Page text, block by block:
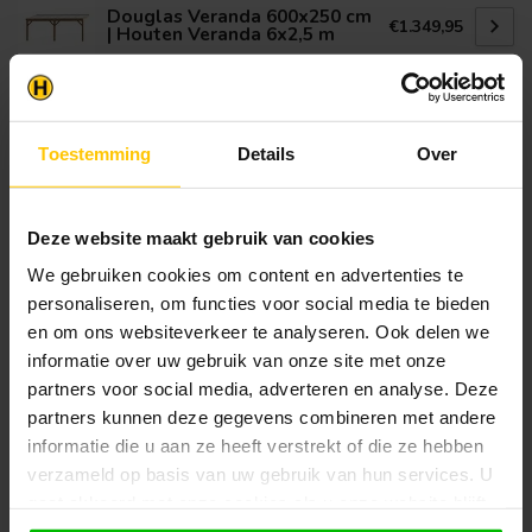
Toestemming Details Over
Deze website maakt gebruik van cookies
We gebruiken cookies om content en advertenties te
personaliseren, om functies voor social media te bieden
en om ons websiteverkeer te analyseren. Ook delen we
informatie over uw gebruik van onze site met onze
partners voor social media, adverteren en analyse. Deze
partners kunnen deze gegevens combineren met andere
informatie die u aan ze heeft verstrekt of die ze hebben
verzameld op basis van uw gebruik van hun services. U
Douglas Veranda 600x250 cm
| Houten Veranda 6x2,5 m
Op voorraad in webshop
€1.349,95
Klantenservice
Heb je een vraag? Stel je vraag via onze chat,
contact op met de klantenservice
bestelling.
Afhalen en zeker weten dan uw
producten aanwezig zijn?:
1.Voeg alle gewenste producten toe in de
winkelwagen.
2. Ga naar de “Mijn Winkelwagen” pagina.
3. Rond de bestelling af waarbij je kiest voor